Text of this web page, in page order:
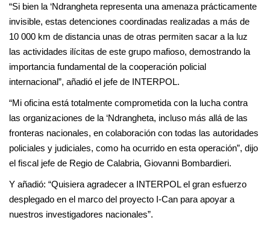
“Si bien la ‘Ndrangheta representa una amenaza prácticamente
invisible, estas detenciones coordinadas realizadas a más de
10 000 km de distancia unas de otras permiten sacar a la luz
las actividades ilícitas de este grupo mafioso, demostrando la
importancia fundamental de la cooperación policial
internacional”, añadió el jefe de INTERPOL.
“Mi oficina está totalmente comprometida con la lucha contra
las organizaciones de la ‘Ndrangheta, incluso más allá de las
fronteras nacionales, en colaboración con todas las autoridades
policiales y judiciales, como ha ocurrido en esta operación”, dijo
el fiscal jefe de Regio de Calabria, Giovanni Bombardieri.
Y añadió: “Quisiera agradecer a INTERPOL el gran esfuerzo
desplegado en el marco del proyecto I-Can para apoyar a
nuestros investigadores nacionales”.